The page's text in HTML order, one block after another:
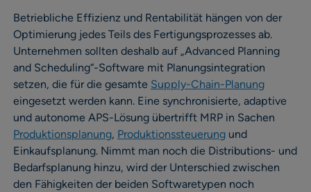
Betriebliche Effizienz und Rentabilität hängen von der
Optimierung jedes Teils des Fertigungsprozesses ab.
Unternehmen sollten deshalb auf „Advanced Planning
and Scheduling“-Software mit Planungsintegration
setzen, die für die gesamte Supply-Chain-Planung
eingesetzt werden kann. Eine synchronisierte, adaptive
und autonome APS-Lösung übertrifft MRP in Sachen
Produktionsplanung, Produktionssteuerung und
Einkaufsplanung. Nimmt man noch die Distributions- und
Bedarfsplanung hinzu, wird der Unterschied zwischen
den Fähigkeiten der beiden Softwaretypen noch